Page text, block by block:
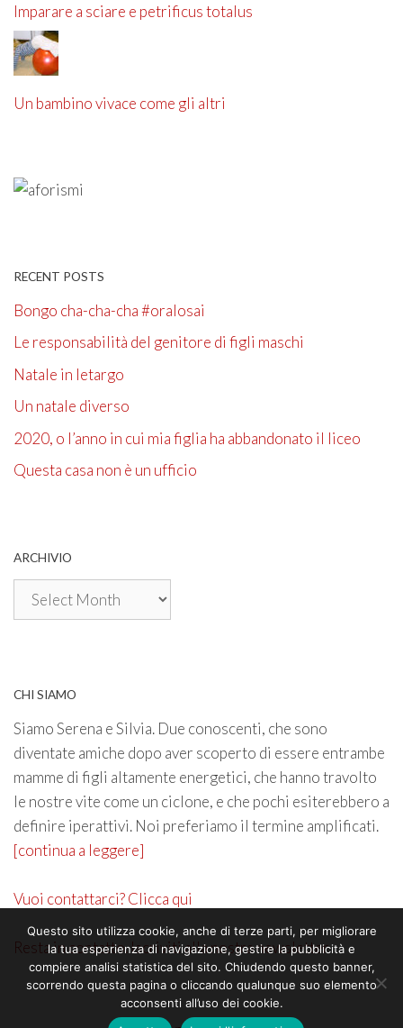
Imparare a sciare e petrificus totalus
Un bambino vivace come gli altri
RECENT POSTS
Bongo cha-cha-cha #oralosai
Le responsabilità del genitore di figli maschi
Natale in letargo
Un natale diverso
2020, o l’anno in cui mia figlia ha abbandonato il liceo
Questa casa non è un ufficio
ARCHIVIO
Archivio
CHI SIAMO
Siamo Serena e Silvia. Due conoscenti, che sono
diventate amiche dopo aver scoperto di essere entrambe
mamme di figli altamente energetici, che hanno travolto
le nostre vite come un ciclone, e che pochi esiterebbero a
definire iperattivi. Noi preferiamo il termine amplificati.
[continua a leggere]
Vuoi contattarci? Clicca qui
Resta in contatto. Iscriviti alla nostra newsletter
Questo sito utilizza cookie, anche di terze parti, per migliorare
la tua esperienza di navigazione, gestire la pubblicità e
compiere analisi statistica del sito. Chiudendo questo banner,
scorrendo questa pagina o cliccando qualunque suo elemento
acconsenti all’uso dei cookie.